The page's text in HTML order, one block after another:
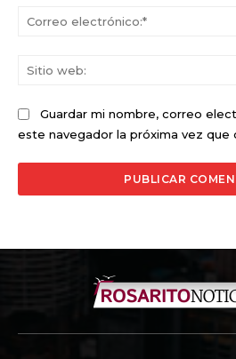
Guardar mi nombre, correo
este navegador la próxima vez que